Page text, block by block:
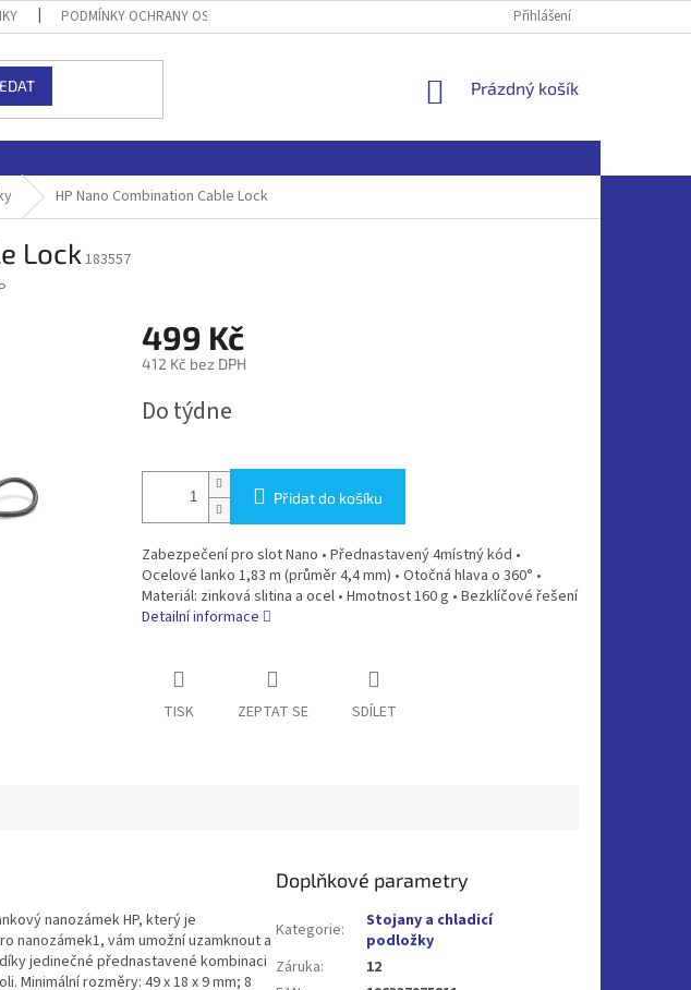
PODMÍNKY OCHRANY OSOBNÍCH ÚDAJŮ Přihlášení
NÁKUPNÍ
Prázdný košík
HP Nano Combination Cable Lock
Lock 183557
499 Kč
412 Kč bez DPH
cena:
Do týdne
Přidat do košíku
Zabezpečení pro slot Nano • Přednastavený 4místný kód •
Ocelové lanko 1,83 m (průměr 4,4 mm) • Otočná hlava o 360° •
Materiál: zinková slitina a ocel • Hmotnost 160 g • Bezklíčové řešení
Detailní informace
TISK ZEPTAT SE SDÍLET
nanozámek HP, který je
nanozámek1, vám umožní uzamknout a
jedinečné přednastavené kombinaci
Minimální rozměry: 49 x 18 x 9 mm; 8
Doplňkové parametry
Kategorie:
Stojany a chladicí
podložky
Záruka:
12